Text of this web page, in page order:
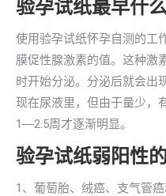
验孕试纸最早什
使用验孕试纸怀孕自测的工
膜促性腺激素的值。这种激
时开始分泌。分泌后就会出
现在尿液里，但由于量少，
1―2.5周才逐渐明显。
验孕试纸弱阳性
1、葡萄胎、绒癌、支气管